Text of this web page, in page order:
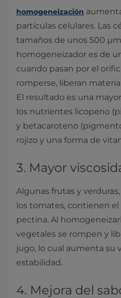
homogeneización
partículas celulares. Las
tamaños de unos 500
homogeneizador es de
cuando pasan por el
romperse, liberan
El resultado es una
los nutrientes licopeno
y betacaroteno
rojizo y una forma de
3. Mayor
Algunas frutas y
los tomates, contienen
pectina. Al
vegetales se rompen y
jugo, lo cual aumenta su
estabilidad.
4. Mejora del